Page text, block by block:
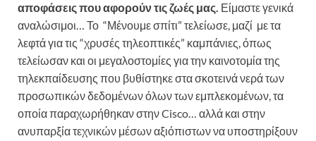
αποφάσεις που αφορούν τις ζωές μας. Είμαστε γενικά
αναλώσιμοι… Το “Μένουμε σπίτι” τελείωσε, μαζί με τα
λεφτά για τις “χρυσές τηλεοπτικές” καμπάνιες, όπως
τελείωσαν και οι μεγαλοστομίες για την καινοτομία της
τηλεκπαίδευσης που βυθίστηκε στα σκοτεινά νερά των
προσωπικών δεδομένων όλων των εμπλεκομένων, τα
οποία παραχωρήθηκαν στην Cisco… αλλά και στην
ανυπαρξία τεχνικών μέσων αξιόπιστων να υποστηρίξουν